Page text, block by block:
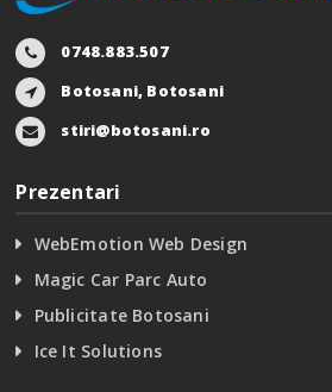
0748.883.507
Botosani, Botosani
stiri@botosani.ro
Prezentari
WebEmotion Web Design
Magic Car Parc Auto
Publicitate Botosani
Ice It Solutions